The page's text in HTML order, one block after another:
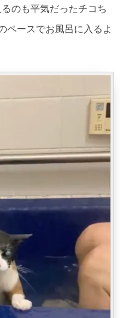
のも平気だったチコち
ペースでお風呂に入るよ